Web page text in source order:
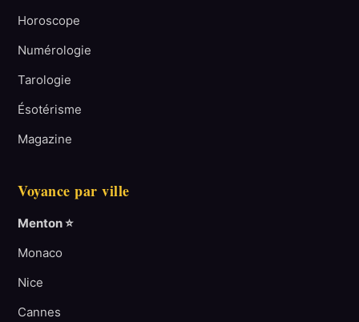
Horoscope
Numérologie
Tarologie
Ésotérisme
Magazine
Voyance par ville
Menton ⭐
Monaco
Nice
Cannes